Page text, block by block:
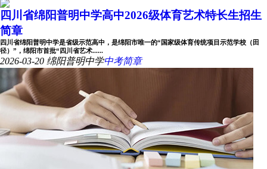
四川省绵阳普明中学高中2026级体育艺术特长生招生
简章
四川省绵阳普明中学是省级示范高中，是绵阳市唯一的“国家级体育传统项目示范学校（田
径）”，绵阳市首批“四川省艺术......
2026-03-20 绵阳普明中学中考简章